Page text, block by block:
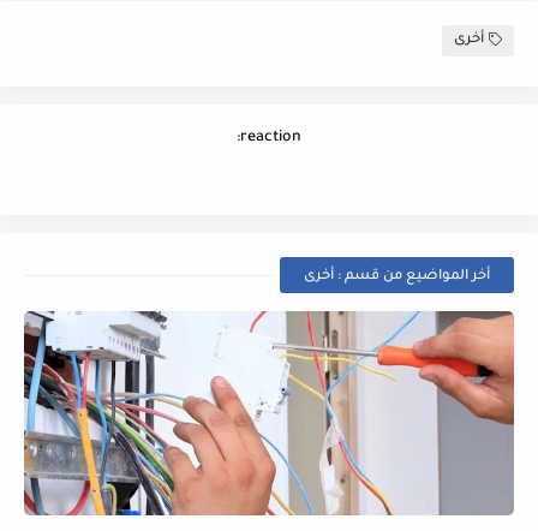
أخرى
reaction:
أخر المواضيع من قسم : أخرى